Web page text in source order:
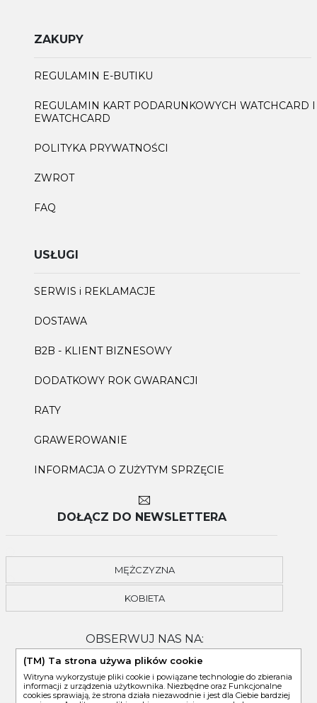
ZAKUPY
REGULAMIN E-BUTIKU
REGULAMIN KART PODARUNKOWYCH WATCHCARD I
EWATCHCARD
POLITYKA PRYWATNOŚCI
ZWROT
FAQ
USŁUGI
SERWIS i REKLAMACJE
DOSTAWA
B2B - KLIENT BIZNESOWY
DODATKOWY ROK GWARANCJI
RATY
GRAWEROWANIE
INFORMACJA O ZUŻYTYM SPRZĘCIE
DOŁĄCZ DO NEWSLETTERA
MĘŻCZYZNA
KOBIETA
OBSERWUJ NAS NA:
(TM) Ta strona używa plików cookie
Witryna wykorzystuje pliki cookie i powiązane technologie do zbierania
informacji z urządzenia użytkownika. Niezbędne oraz Funkcjonalne
cookies sprawiają, że strona działa niezawodnie i jest dla Ciebie bardziej